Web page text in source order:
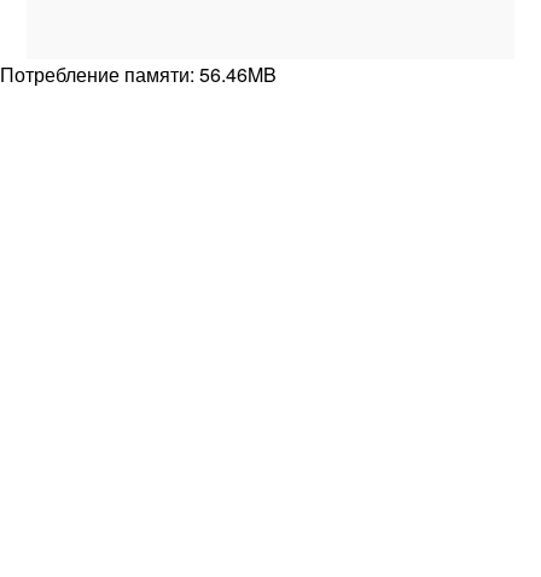
Потребление памяти: 56.46MB